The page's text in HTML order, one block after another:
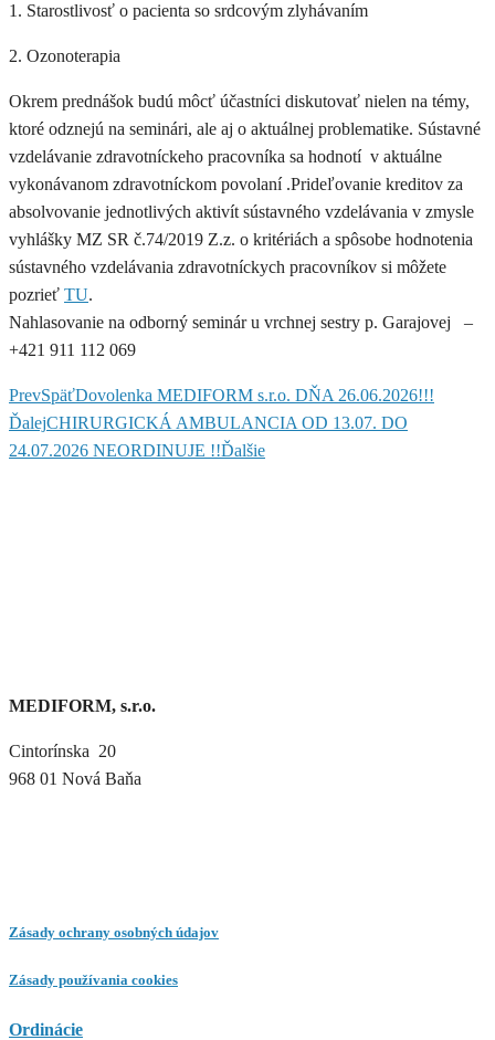
1. Starostlivosť o pacienta so srdcovým zlyhávaním
2. Ozonoterapia
Okrem prednášok budú môcť účastníci diskutovať nielen na témy,
ktoré odznejú na seminári, ale aj o aktuálnej problematike. Sústavné
vzdelávanie zdravotníckeho pracovníka sa hodnotí v aktuálne
vykonávanom zdravotníckom povolaní .Prideľovanie kreditov za
absolvovanie jednotlivých aktivít sústavného vzdelávania v zmysle
vyhlášky MZ SR č.74/2019 Z.z. o kritériách a spôsobe hodnotenia
sústavného vzdelávania zdravotníckych pracovníkov si môžete
pozrieť TU.
Nahlasovanie na odborný seminár u vrchnej sestry p. Garajovej –
+421 911 112 069
PrevSpäťDovolenka MEDIFORM s.r.o. DŇA 26.06.2026!!!
ĎalejCHIRURGICKÁ AMBULANCIA OD 13.07. DO
24.07.2026 NEORDINUJE !!Ďalšie
MEDIFORM, s.r.o.
Cintorínska 20
968 01 Nová Baňa
Zásady ochrany osobných údajov
Zásady používania cookies
Ordinácie